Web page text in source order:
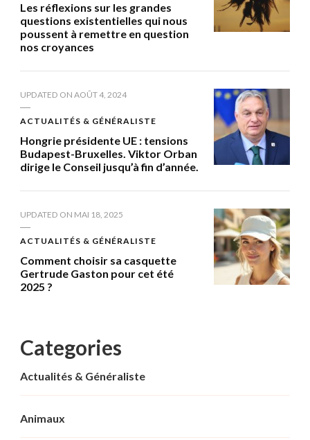
Les réflexions sur les grandes
questions existentielles qui nous
poussent à remettre en question
nos croyances
UPDATED ON AOÛT 4, 2024
ACTUALITÉS & GÉNÉRALISTE
Hongrie présidente UE : tensions
Budapest-Bruxelles. Viktor Orban
dirige le Conseil jusqu’à fin d’année.
UPDATED ON MAI 18, 2025
ACTUALITÉS & GÉNÉRALISTE
Comment choisir sa casquette
Gertrude Gaston pour cet été
2025 ?
Categories
Actualités & Généraliste
Animaux